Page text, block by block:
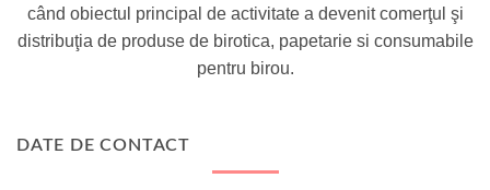
când obiectul principal de activitate a devenit comerţul şi
distribuţia de produse de birotica, papetarie si consumabile
pentru birou.
DATE DE CONTACT